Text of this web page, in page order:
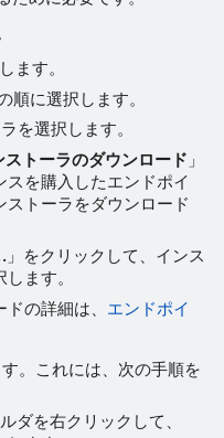
ます。
順に選択します。
を選択します。
トーラのダウンロード 」
スを購入したエンドポイ
ストーラをダウンロード
」をクリックして、インス
ます。
の詳細は、 エンドポイ
。これには、次の手順を
ダを右クリックして、